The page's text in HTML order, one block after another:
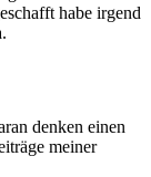
habe irgend
denken einen
meiner